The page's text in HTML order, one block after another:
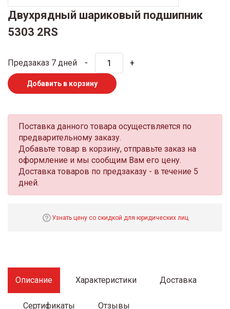
Двухрядный шариковый подшипник
5303 2RS
Предзаказ 7 дней - +
Добавить в корзину
Поставка данного товара осуществляется по
предварительному заказу.
Добавьте товар в корзину, отправьте заказ на
оформление и мы сообщим Вам его цену.
Доставка товаров по предзаказу - в течение 5
дней.
Узнать цену со скидкой для юридических лиц
Описание Характеристики Доставка
Сертификаты Отзывы